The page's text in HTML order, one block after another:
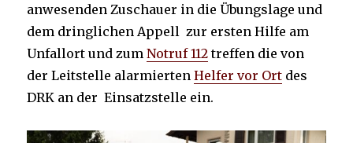
anwesenden Zuschauer in die Übungslage und
dem dringlichen Appell zur ersten Hilfe am
Unfallort und zumNotruf 112treffen die von
der Leitstelle alarmiertenHelfer vor Ort des
DRK an der Einsatzstelle ein.